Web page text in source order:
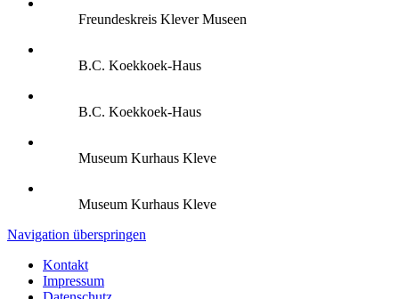
Freundeskreis Klever Museen
B.C. Koekkoek-Haus
B.C. Koekkoek-Haus
Museum Kurhaus Kleve
Museum Kurhaus Kleve
Navigation überspringen
Kontakt
Impressum